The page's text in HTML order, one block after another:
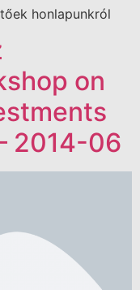
honlapunkról
on
2014-06